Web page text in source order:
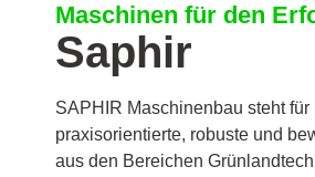
Maschinen für den
Saphir
SAPHIR Maschinenbau steht für
praxisorientierte, robuste und
aus den Bereichen